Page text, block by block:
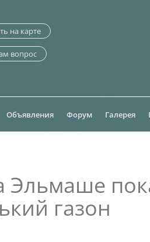
на карте
вопрос
Объявления Форум Галерея
Эльмаше
газон